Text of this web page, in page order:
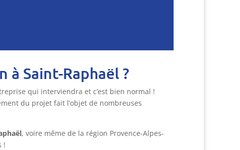
Saint-Raphaël ?
qui interviendra et c’est bien normal !
du projet fait l’objet de nombreuses
, voire même de la région Provence-Alpes-
!